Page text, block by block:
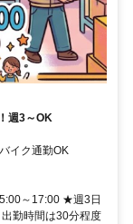
週3～OK
イク通勤OK
～17:00 ★週3日
勤時間は30分程度